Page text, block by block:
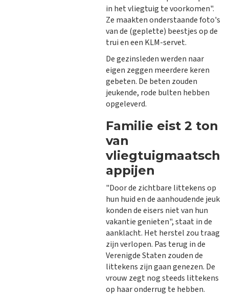
in het vliegtuig te voorkomen".
Ze maakten onderstaande foto's
van de (geplette) beestjes op de
trui en een KLM-servet.
De gezinsleden werden naar
eigen zeggen meerdere keren
gebeten. De beten zouden
jeukende, rode bulten hebben
opgeleverd.
Familie eist 2 ton
van
vliegtuigmaatsch
appijen
"Door de zichtbare littekens op
hun huid en de aanhoudende jeuk
konden de eisers niet van hun
vakantie genieten", staat in de
aanklacht. Het herstel zou traag
zijn verlopen. Pas terug in de
Verenigde Staten zouden de
littekens zijn gaan genezen. De
vrouw zegt nog steeds littekens
op haar onderrug te hebben.